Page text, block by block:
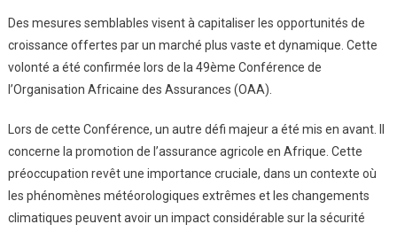
Des mesures semblables visent à capitaliser les opportunités de
croissance offertes par un marché plus vaste et dynamique. Cette
volonté a été confirmée lors de la 49ème Conférence de
l’Organisation Africaine des Assurances (OAA).
Lors de cette Conférence, un autre défi majeur a été mis en avant. Il
concerne la promotion de l’assurance agricole en Afrique. Cette
préoccupation revêt une importance cruciale, dans un contexte où
les phénomènes météorologiques extrêmes et les changements
climatiques peuvent avoir un impact considérable sur la sécurité